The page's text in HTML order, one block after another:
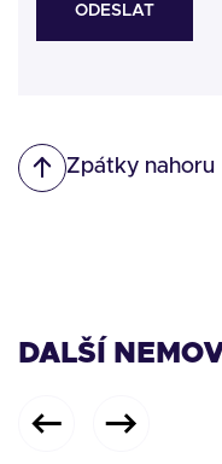
Zpátky nahoru
DALŠÍ